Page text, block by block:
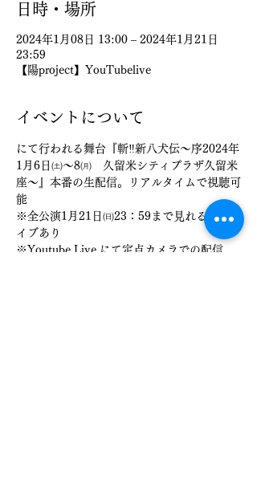
日時・場所
2024年1月08日 13:00 – 2024年1月21日
23:59
【陽project】YouTubelive
イベントについて
にて行われる舞台『斬‼新八犬伝～序2024年
1月6日㈯～8㈪　久留米シティプラザ久留米
座～』本番の生配信。リアルタイムで視聴可
能
※全公演1月21日㈰23：59まで見れるアーカ
イブあり
※Youtube Live にて定点カメラでの配信